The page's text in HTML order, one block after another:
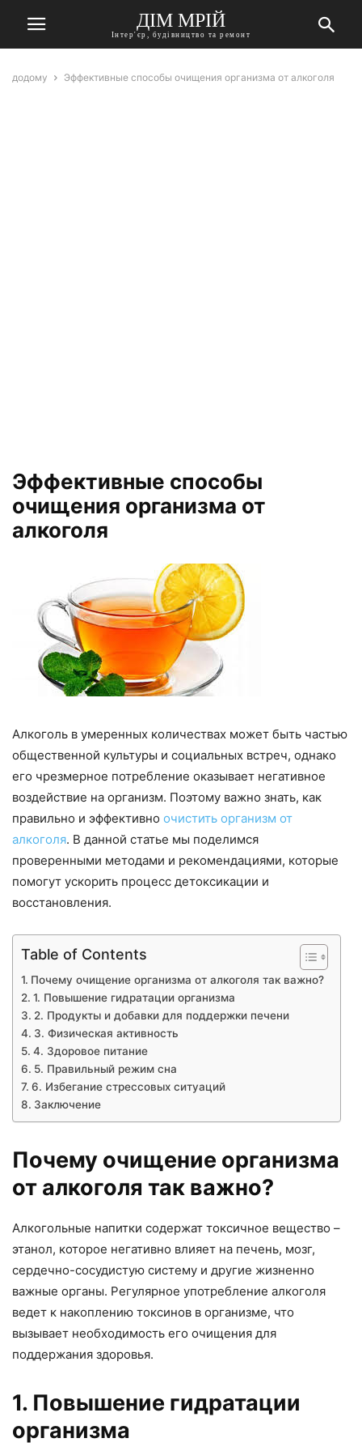
ДІМ МРІЙ
Інтер'єр, будівництво та ремонт
додому Эффективные способы очищения организма от алкоголя
Эффективные способы
очищения организма от
алкоголя
Алкоголь в умеренных количествах может быть частью
общественной культуры и социальных встреч, однако
его чрезмерное потребление оказывает негативное
воздействие на организм. Поэтому важно знать, как
правильно и эффективно очистить организм от
алкоголя. В данной статье мы поделимся
проверенными методами и рекомендациями, которые
помогут ускорить процесс детоксикации и
восстановления.
Table of Contents
Почему очищение организма от алкоголя так важно?
1. Повышение гидратации организма
2. Продукты и добавки для поддержки печени
3. Физическая активность
4. Здоровое питание
5. Правильный режим сна
6. Избегание стрессовых ситуаций
Заключение
Почему очищение организма
от алкоголя так важно?
Алкогольные напитки содержат токсичное вещество –
этанол, которое негативно влияет на печень, мозг,
сердечно-сосудистую систему и другие жизненно
важные органы. Регулярное употребление алкоголя
ведет к накоплению токсинов в организме, что
вызывает необходимость его очищения для
поддержания здоровья.
1. Повышение гидратации
организма